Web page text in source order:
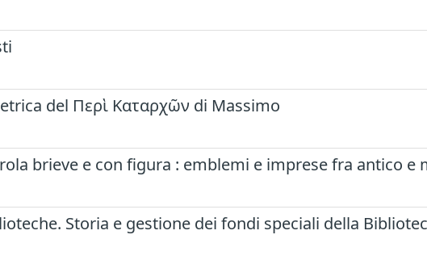
del Περὶ Καταρχῶν di Massimo
brieve e con figura : emblemi e imprese fra antico e
Storia e gestione dei fondi speciali della